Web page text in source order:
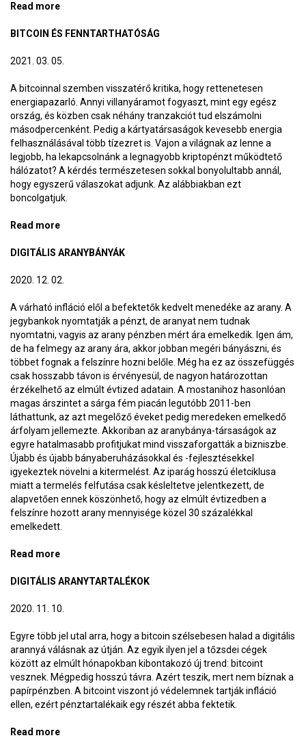
Read more
elveszíteném
BITCOIN ÉS FENNTARTHATÓSÁG
2021. 03. 05.
A bitcoinnal szemben visszatérő kritika, hogy rettenetesen
energiapazarló. Annyi villanyáramot fogyaszt, mint egy egész
ország, és közben csak néhány tranzakciót tud elszámolni
másodpercenként. Pedig a kártyatársaságok kevesebb energia
felhasználásával több tízezret is. Vajon a világnak az lenne a
legjobb, ha lekapcsolnánk a legnagyobb kriptopénzt működtető
hálózatot? A kérdés természetesen sokkal bonyolultabb annál,
hogy egyszerű válaszokat adjunk. Az alábbiakban ezt
boncolgatjuk.
Read more
DIGITÁLIS ARANYBÁNYÁK
2020. 12. 02.
A várható infláció elől a befektetők kedvelt menedéke az arany. A
jegybankok nyomtatják a pénzt, de aranyat nem tudnak
nyomtatni, vagyis az arany pénzben mért ára emelkedik. Igen ám,
de ha felmegy az arany ára, akkor jobban megéri bányászni, és
többet fognak a felszínre hozni belőle. Még ha ez az összefüggés
csak hosszabb távon is érvényesül, de nagyon határozottan
érzékelhető az elmúlt évtized adatain. A mostanihoz hasonlóan
magas árszintet a sárga fém piacán legutóbb 2011-ben
láthattunk, az azt megelőző éveket pedig meredeken emelkedő
árfolyam jellemezte. Akkoriban az aranybánya-társaságok az
egyre hatalmasabb profitjukat mind visszaforgatták a bizniszbe.
Újabb és újabb bányaberuházásokkal és -fejlesztésekkel
igyekeztek növelni a kitermelést. Az iparág hosszú életciklusa
miatt a termelés felfutása csak késleltetve jelentkezett, de
alapvetően ennek köszönhető, hogy az elmúlt évtizedben a
felszínre hozott arany mennyisége közel 30 százalékkal
emelkedett.
Read more
DIGITÁLIS ARANYTARTALÉKOK
2020. 11. 10.
Egyre több jel utal arra, hogy a bitcoin szélsebesen halad a digitális
arannyá válásnak az útján. Az egyik ilyen jel a tőzsdei cégek
között az elmúlt hónapokban kibontakozó új trend: bitcoint
vesznek. Mégpedig hosszú távra. Azért teszik, mert nem bíznak a
papírpénzben. A bitcoint viszont jó védelemnek tartják infláció
ellen, ezért pénztartalékaik egy részét abba fektetik.
Read more